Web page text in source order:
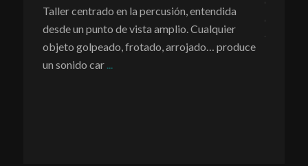
desecho recogidos de las calles de Tetuan y
todo se haga...